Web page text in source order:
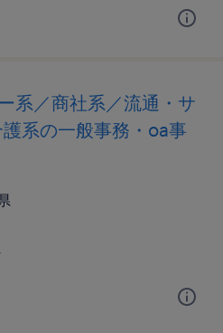
系／商社系／流通・サ
系の一般事務・oa事